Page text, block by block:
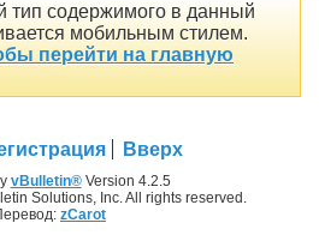
тип содержимого в данный
мобильным стилем.
перейти на главную
Вверх
vBulletin®Version 4.2.5
Solutions, Inc. All rights reserved.
zCarot